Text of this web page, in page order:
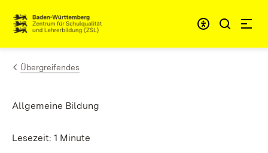
Zum Inhalt springen
Link zur Startseite
Übergreifendes
Allgemeine Bildung
Lesezeit: 1 Minute